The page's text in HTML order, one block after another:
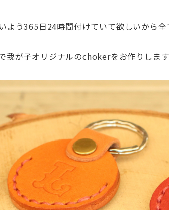
よう365日24時間付けていて欲しいから
我が子オリジナルのchokerをお作り します